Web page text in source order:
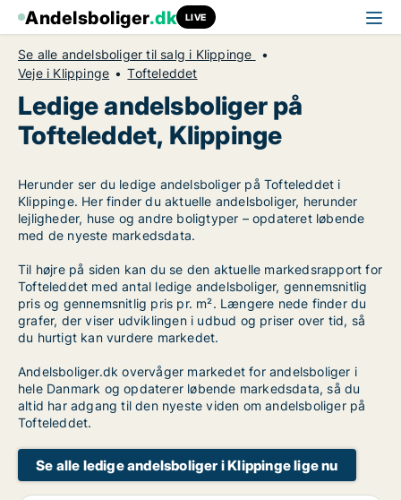
Andelsboliger.dk LIVE
Se alle andelsboliger til salg i Klippinge
Veje i Klippinge
Tofteleddet
Ledige andelsboliger på
Tofteleddet, Klippinge
Herunder ser du ledige andelsboliger på Tofteleddet i
Klippinge. Her finder du aktuelle andelsboliger, herunder
lejligheder, huse og andre boligtyper – opdateret løbende
med de nyeste markedsdata.
Til højre på siden kan du se den aktuelle markedsrapport for
Tofteleddet med antal ledige andelsboliger, gennemsnitlig
pris og gennemsnitlig pris pr. m². Længere nede finder du
grafer, der viser udviklingen i udbud og priser over tid, så
du hurtigt kan vurdere markedet.
Andelsboliger.dk overvåger markedet for andelsboliger i
hele Danmark og opdaterer løbende markedsdata, så du
altid har adgang til den nyeste viden om andelsboliger på
Tofteleddet.
Se alle ledige andelsboliger i Klippinge lige nu